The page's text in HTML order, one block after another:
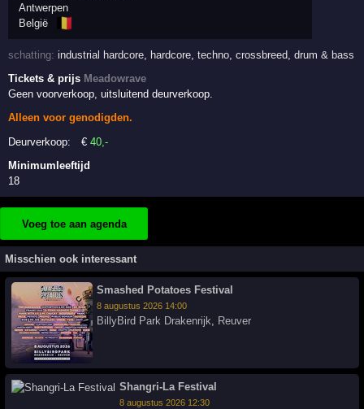
Antwerpen
België
🇧🇪
schatting:industrial hardcore hardcore ,techno ,crossbreed ,drum & bass
Tickets & prijs Meadowrave
Geen voorverkoop, uitsluitend deurverkoop.
Alleen voor genodigden.
Deurverkoop:
€40 ,-
Minimumleeftijd
18
Voeg toe aan agenda
Misschien ook interessant
Smashed Potatoes Festival
8 augustus 2026 14:00
BillyBird Park Drakenrijk, Reuver
Shangri-La Festival
8 augustus 2026 12:30